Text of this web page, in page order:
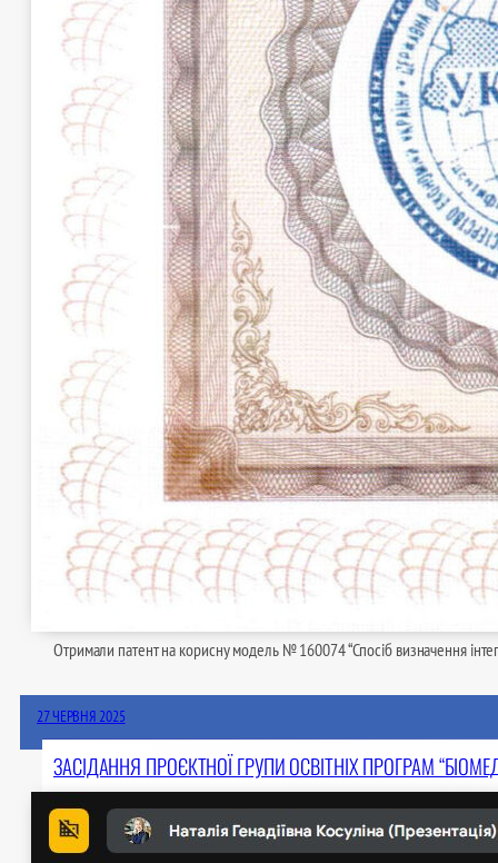
Отримали патент на корисну модель № 160074 “Спосіб визначення
27 ЧЕРВНЯ 2025
ЗАСІДАННЯ ПРОЄКТНОЇ ГРУПИ ОСВІТНІХ ПРОГРАМ